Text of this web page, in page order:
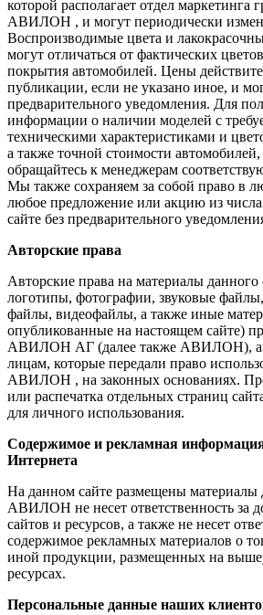
которой располагает отдел маркетинга
АВИЛОН , и могут периодически
Воспроизводимые цвета и
могут отличаться от фактических
покрытия автомобилей. Цены
публикации, если не указано иное, и
предварительного уведомления. Для
информации о наличии моделей с
техническими характеристиками и
а также точной стоимости
обращайтесь к менеджерам
Мы также сохраняем за собой право в
любое предложение или акцию из
сайте без предварительного
Авторские права
Авторские права на материалы данного
логотипы, фотографии, звуковые
файлы, видеофайлы, а также иные
опубликованные на настоящем сайте)
АВИЛОН АГ (далее также АВИЛОН), а
лицам, которые передали право
АВИЛОН , на законных основаниях.
или распечатка отдельных страниц
для личного использования.
Содержимое и рекламная информация
Интернета
На данном сайте размещены материалы
АВИЛОН не несет ответственность за
сайтов и ресурсов, а также не несет
содержимое рекламных материалов о
иной продукции, размещенных на
ресурсах.
Персональные данные наших